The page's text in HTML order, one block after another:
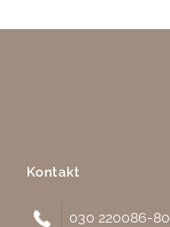
Kontakt
030 220086-80